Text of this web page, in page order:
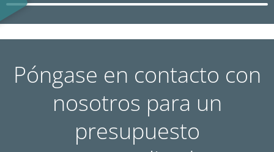
Póngase en contacto con
nosotros para un
presupuesto